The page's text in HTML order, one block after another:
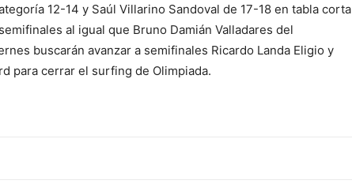
12-14 y Saúl Villarino Sandoval de 17-18 en tabla corta
al igual que Bruno Damián Valladares del
buscarán avanzar a semifinales Ricardo Landa Eligio y
para cerrar el surfing de Olimpiada.